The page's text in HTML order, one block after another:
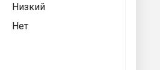
Низкий
Нет